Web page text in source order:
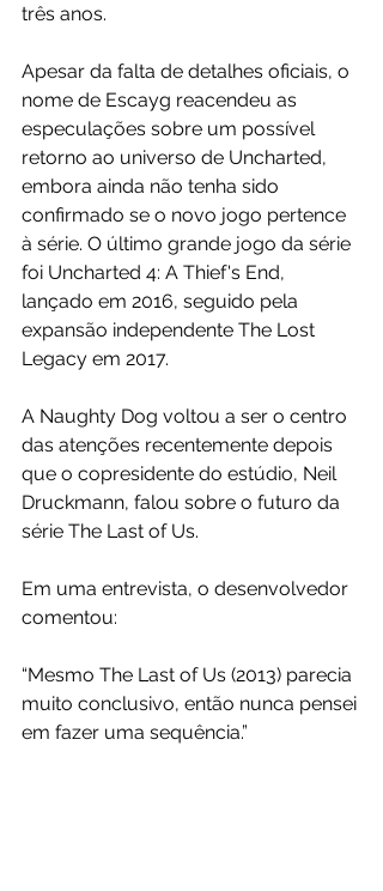
três anos.
Apesar da falta de detalhes oficiais, o
nome de Escayg reacendeu as
especulações sobre um possível
retorno ao universo de Uncharted,
embora ainda não tenha sido
confirmado se o novo jogo pertence
à série. O último grande jogo da série
foi Uncharted 4: A Thief's End,
lançado em 2016, seguido pela
expansão independente The Lost
Legacy em 2017.
A Naughty Dog voltou a ser o centro
das atenções recentemente depois
que o copresidente do estúdio, Neil
Druckmann, falou sobre o futuro da
série The Last of Us.
Em uma entrevista, o desenvolvedor
comentou:
“Mesmo The Last of Us (2013) parecia
muito conclusivo, então nunca pensei
em fazer uma sequência.”